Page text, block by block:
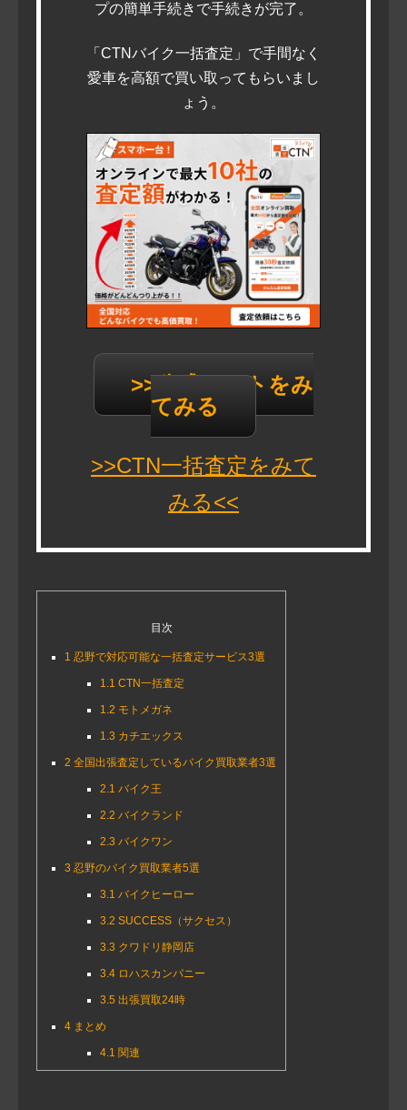
プの簡単手続きで手続きが完了。
「CTNバイク一括査定」で手間なく
愛車を高額で買い取ってもらいまし
ょう。
>>公式サイトをみ
てみる
>>CTN一括査定をみて
みる<<
目次
1 忍野で対応可能な一括査定サービス3選
1.1 CTN一括査定
1.2 モトメガネ
1.3 カチエックス
2 全国出張査定しているバイク買取業者3選
2.1 バイク王
2.2 バイクランド
2.3 バイクワン
3 忍野のバイク買取業者5選
3.1 バイクヒーロー
3.2 SUCCESS（サクセス）
3.3 クワドリ静岡店
3.4ロハスカンパニー
3.5 出張買取24時
4 まとめ
4.1 関連